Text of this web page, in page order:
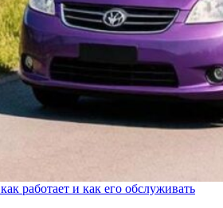
работает и как его обслуживать